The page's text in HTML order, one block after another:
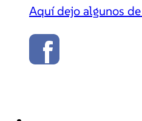
Aquí dejo algunos